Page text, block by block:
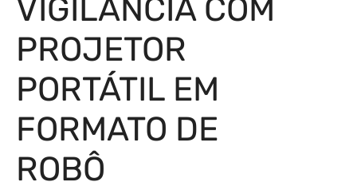
VIGILÂNCIA COM
PROJETOR
PORTÁTIL EM
FORMATO DE
ROBÔ